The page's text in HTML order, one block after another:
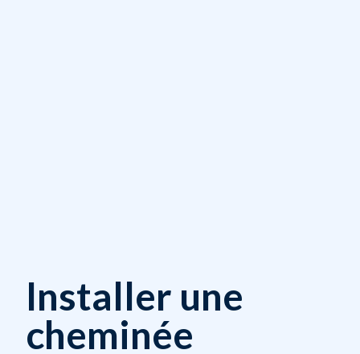
Installer une
cheminée